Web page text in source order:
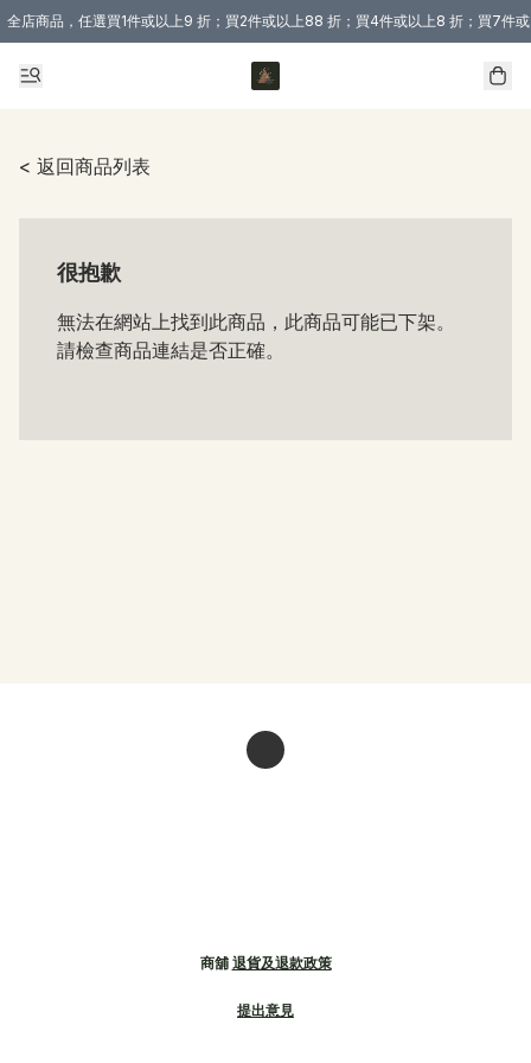
全店商品，任選買1件或以上9 折；買2件或以上88 折；買4件或以上8 折；買7件
購買 3 件商品或以上即享免運費優惠！（適用於 本地送貨、本地取貨 )
< 返回商品列表
很抱歉
無法在網站上找到此商品，此商品可能已下架。
請檢查商品連結是否正確。
商舖 退貨及退款政策
提出意見